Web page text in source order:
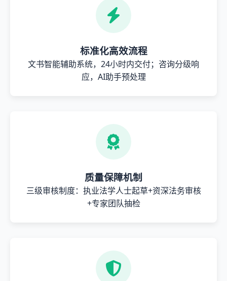
标准化高效流程
文书智能辅助系统，24小时内交付；咨询分级响
应，AI助手预处理
质量保障机制
三级审核制度：执业法学人士起草+资深法务审核
+专家团队抽检